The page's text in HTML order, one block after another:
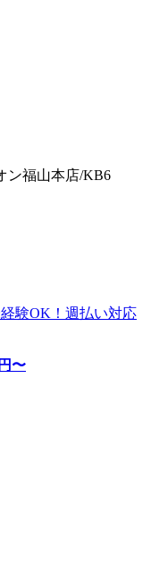
ン福山本店/KB6
験OK！週払い対応
円〜